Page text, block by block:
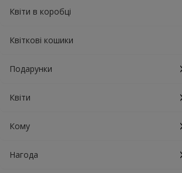
Квіти в коробці
Квіткові кошики
Подарунки
Квіти
Кому
Нагода